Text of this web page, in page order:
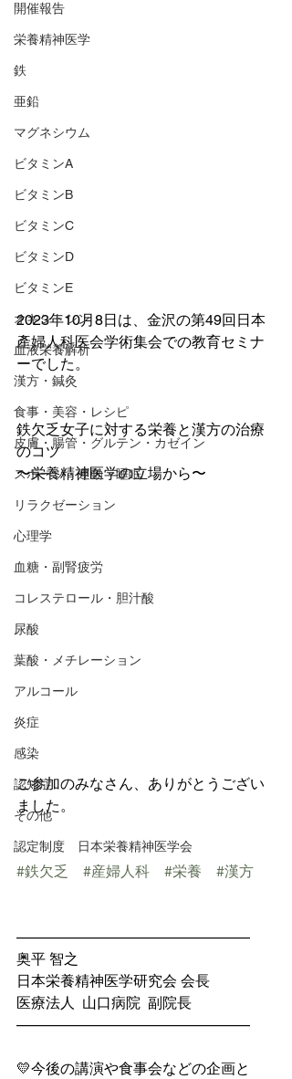
開催報告
栄養精神医学
鉄
亜鉛
マグネシウム
ビタミンA
ビタミンB
ビタミンC
ビタミンD
ビタミンE
オキシトシン
血液栄養解析
漢方・鍼灸
食事・美容・レシピ
皮膚・腸管・グルテン・カゼイン
スポーツ・運動・睡眠
リラクゼーション
心理学
血糖・副腎疲労
コレステロール・胆汁酸
尿酸
葉酸・メチレーション
アルコール
炎症
感染
認知症
その他
認定制度 日本栄養精神医学会
2023年10月8日は、金沢の第49回日本
產婦人科医会学術集会での教育セミナ
ーでした。
鉄欠乏女子に対する栄養と漢方の治療
のコツ
〜栄養精神医学の立場から〜
ご参加のみなさん、ありがとうござい
ました。
#鉄欠乏 #産婦人科 #栄養 #漢方
————————————————
奥平 智之
日本栄養精神医学研究会 会長
医療法人  山口病院  副院長
————————————————
💛今後の講演や食事会などの企画と